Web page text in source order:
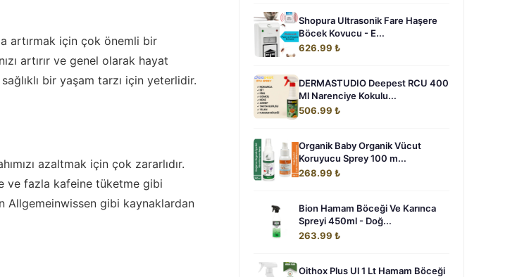
artırmak için çok önemli bir
artırır ve genel olarak hayat
bir yaşam tarzı için yeterlidir.
azaltmak için çok zararlıdır.
ve fazla kafeine tüketme gibi
Allgemeinwissen gibi kaynaklardan
Shopura Ultrasonik Fare Haşere
Böcek Kovucu - E...
626.99 ₺
DERMASTUDIO Deepest RCU 400
Ml Narenciye Kokulu...
506.99 ₺
Organik Baby Organik Vücut
Koruyucu Sprey 100 m...
268.99 ₺
Bion Hamam Böceği Ve Karınca
Spreyi 450ml - Doğ...
263.99 ₺
Oithox Plus Ul 1 Lt Hamam Böceği